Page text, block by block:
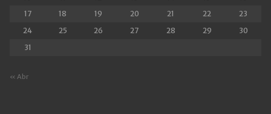
17
18 19 20 21 22
23
24
25 26 27 28 29
30
31
« Abr